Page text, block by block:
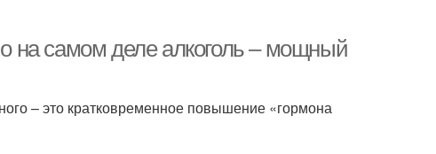
на самом деле алкоголь – мощный
– это кратковременное повышение «гормона